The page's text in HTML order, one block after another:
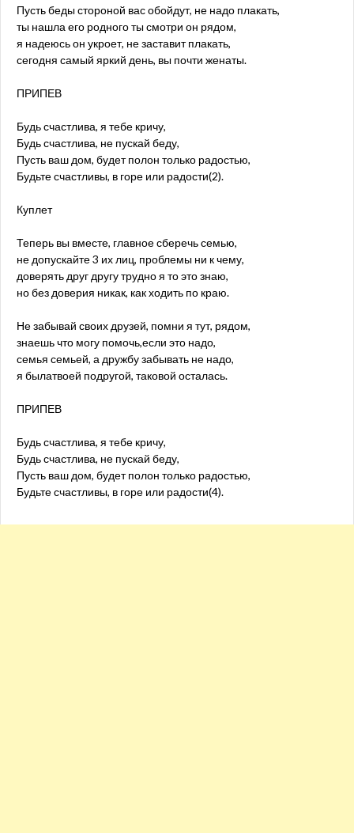
Пусть беды стороной вас обойдут, не надо плакать,
ты нашла его родного ты смотри он рядом,
я надеюсь он укроет, не заставит плакать,
сегодня самый яркий день, вы почти женаты.
ПРИПЕВ
Будь счастлива, я тебе кричу,
Будь счастлива, не пускай беду,
Пусть ваш дом, будет полон только радостью,
Будьте счастливы, в горе или радости(2).
Куплет
Теперь вы вместе, главное сберечь семью,
не допускайте 3 их лиц, проблемы ни к чему,
доверять друг другу трудно я то это знаю,
но без доверия никак, как ходить по краю.
Не забывай своих друзей, помни я тут, рядом,
знаешь что могу помочь,если это надо,
семья семьей, а дружбу забывать не надо,
я былатвоей подругой, таковой осталась.
ПРИПЕВ
Будь счастлива, я тебе кричу,
Будь счастлива, не пускай беду,
Пусть ваш дом, будет полон только радостью,
Будьте счастливы, в горе или радости(4).